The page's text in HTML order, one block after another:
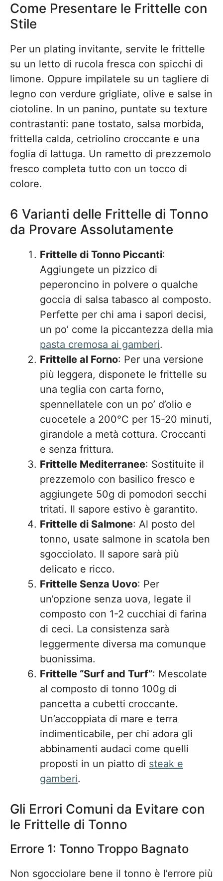
Come Presentare le Frittelle con
Stile
Per un plating invitante, servite le frittelle
su un letto di rucola fresca con spicchi di
limone. Oppure impilatele su un tagliere di
legno con verdure grigliate, olive e salse in
ciotoline. In un panino, puntate su texture
contrastanti: pane tostato, salsa morbida,
frittella calda, cetriolino croccante e una
foglia di lattuga. Un rametto di prezzemolo
fresco completa tutto con un tocco di
colore.
6 Varianti delle Frittelle di Tonno
da Provare Assolutamente
Frittelle di Tonno Piccanti:
Aggiungete un pizzico di
peperoncino in polvere o qualche
goccia di salsa tabasco al composto.
Perfette per chi ama i sapori decisi,
un po’ come la piccantezza della mia
pasta cremosa ai gamberi.
Frittelle al Forno: Per una versione
più leggera, disponete le frittelle su
una teglia con carta forno,
spennellatele con un po’ d’olio e
cuocetele a 200°C per 15-20 minuti,
girandole a metà cottura. Croccanti
e senza frittura.
Frittelle Mediterranee: Sostituite il
prezzemolo con basilico fresco e
aggiungete 50g di pomodori secchi
tritati. Il sapore estivo è garantito.
Frittelle di Salmone: Al posto del
tonno, usate salmone in scatola ben
sgocciolato. Il sapore sarà più
delicato e ricco.
Frittelle Senza Uovo: Per
un’opzione senza uova, legate il
composto con 1-2 cucchiai di farina
di ceci. La consistenza sarà
leggermente diversa ma comunque
buonissima.
Frittelle “Surf and Turf”: Mescolate
al composto di tonno 100g di
pancetta a cubetti croccante.
Un’accoppiata di mare e terra
indimenticabile, per chi adora gli
abbinamenti audaci come quelli
proposti in un piatto di steak e
gamberi.
Gli Errori Comuni da Evitare con
le Frittelle di Tonno
Errore 1: Tonno Troppo Bagnato
Non sgocciolare bene il tonno è l’errore più